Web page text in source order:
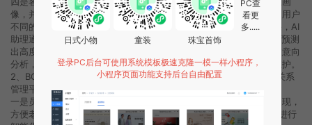
像，并实现标签化管理，为销售人员提供销售支持。五是成交预测。用户
不同的行为轨迹、喜好画像以及行为频次，都会有不一样的测算结果，AI
助理通过神经网络学习、AI智能分析进行客户的成交率预测，为销售预测
出高度意向客户，提高销售转化率。系统自动对到访的客户进行成交意向
分析，按照成交意向率进行排序，方便销售员进行客户快速跟进和维护。
2、BOSS管家（企业管理者使用）。BOSS管家是SaaS级CRM客户关系
管理平台，适用于各个行业，操作更便捷。
一是员工管理。系统自动对员工能力进行综合评测通过图表的形式呈现，
方便老板进行直观管理和决策。BOSS管家对每个员工接触的客户，进行
日式小物 童装 珠宝首饰
PC查
看更
多.....
登录PC后台可使用系统模板极速克隆一模一样小程序，
小程序页面功能支持后台自由配置